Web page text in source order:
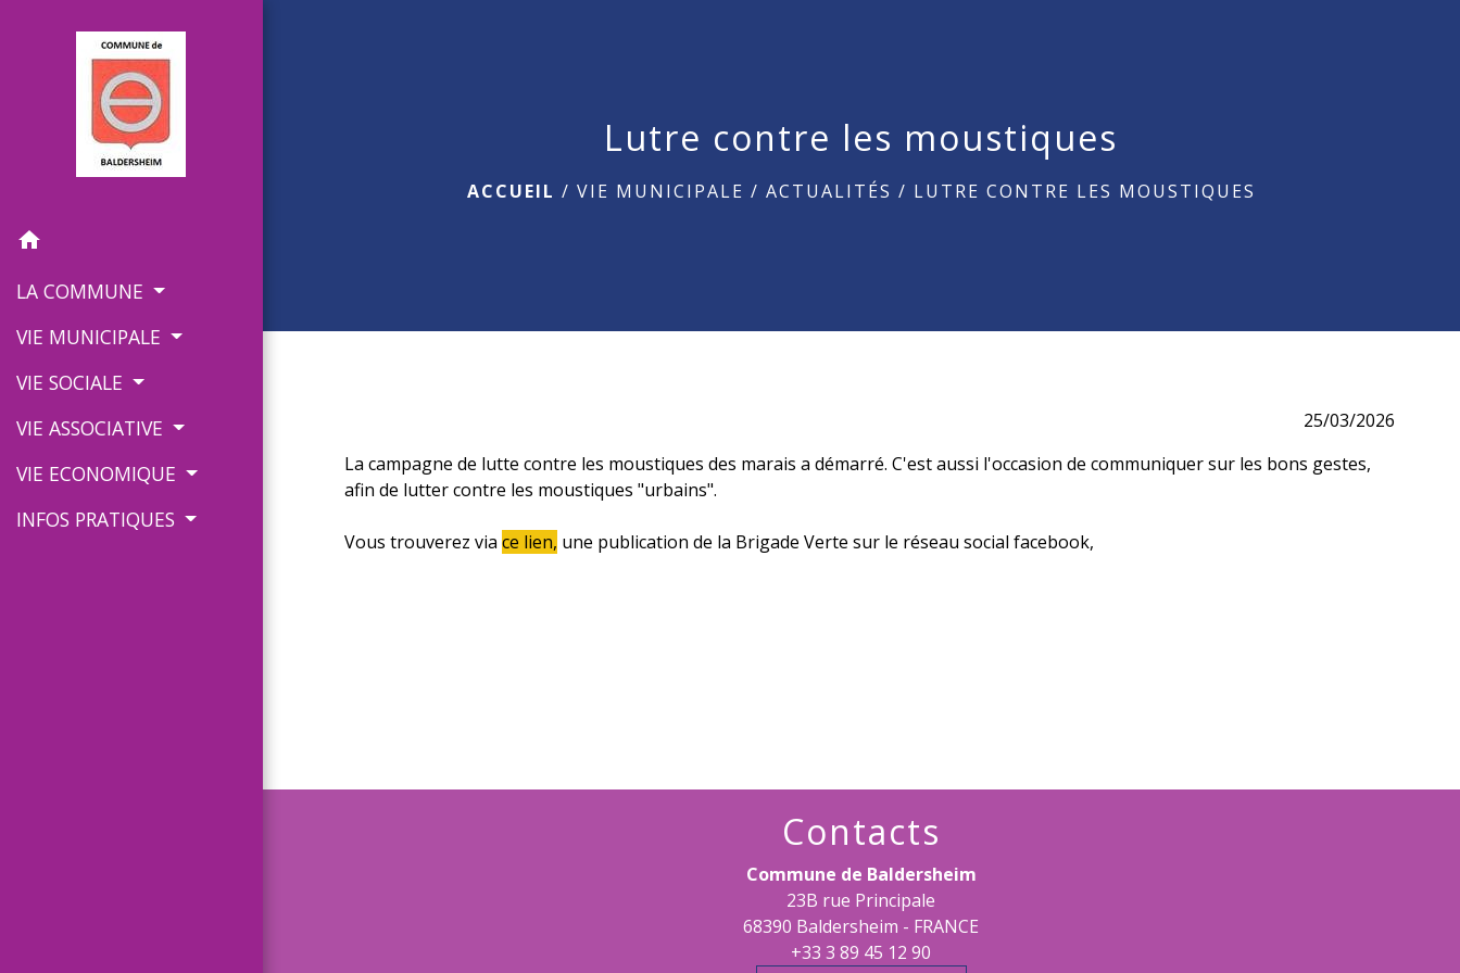
home
LA COMMUNE
VIE MUNICIPALE
VIE SOCIALE
VIE ASSOCIATIVE
VIE ECONOMIQUE
INFOS PRATIQUES
Lutre contre les moustiques
ACCUEIL / VIE MUNICIPALE / ACTUALITÉS / LUTRE CONTRE LES MOUSTIQUES
25/03/2026
La campagne de lutte contre les moustiques des marais a démarré. C'est aussi l'occasion de communiquer sur les bons gestes,
afin de lutter contre les moustiques "urbains".
Vous trouverez via ce lien, une publication de la Brigade Verte sur le réseau social facebook,
Contacts
Commune de Baldersheim
23B rue Principale
68390 Baldersheim - FRANCE
+33 3 89 45 12 90